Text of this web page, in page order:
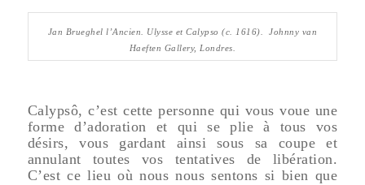
Jan Brueghel l’Ancien. Ulysse et Calypso(c. 1616). Johnny van
Haeften Gallery, Londres.
Calypsô, c’est cette personne qui vous voue une
forme d’adoration et qui se plie à tous vos
désirs, vous gardant ainsi sous sa coupe et
annulant toutes vos tentatives de libération.
C’est ce lieu où nous nous sentons si bien que